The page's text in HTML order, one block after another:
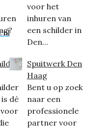
dé
voor het
inhuren van
een schilder in
Den...
Spuitwerk Den
Haag
Bent u op zoek
naar een
professionele
partner voor